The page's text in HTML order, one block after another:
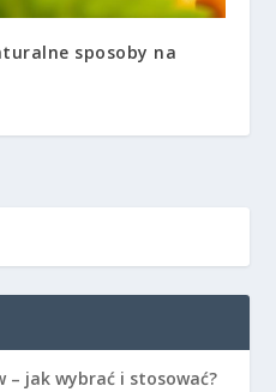
sposoby na
– jak wybrać i stosować?